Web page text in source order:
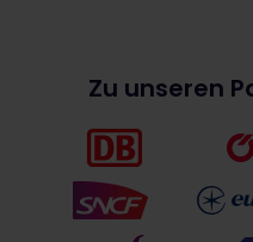
Zu unseren